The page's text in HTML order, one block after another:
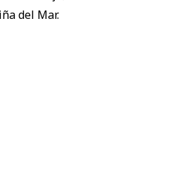
del Mar.